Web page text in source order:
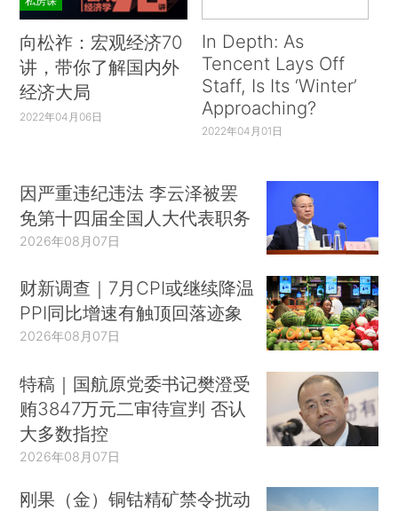
向松祚：宏观经济70
讲，带你了解国内外
经济大局
2022年04月06日
In Depth: As
Tencent Lays Off
Staff, Is Its ‘Winter’
Approaching?
2022年04月01日
因严重违纪违法 李云泽被罢
免第十四届全国人大代表职务
2026年08月07日
财新调查｜7月CPI或继续降温
PPI同比增速有触顶回落迹象
2026年08月07日
特稿｜国航原党委书记樊澄受
贿3847万元二审待宣判 否认
大多数指控
2026年08月07日
刚果（金）铜钴精矿禁令扰动